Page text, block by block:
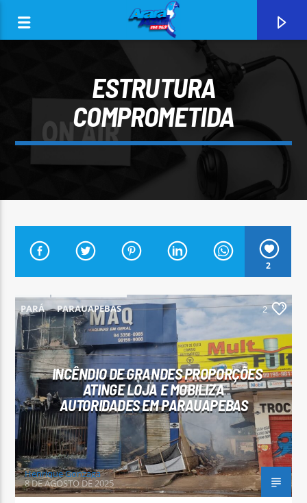
CURRENT TRACK
ARARA AZUL FM 96,9
Arara Azul FM
ESTRUTURA
COMPROMETIDA
2
PARÁ PARAUAPEBAS 2
INCÊNDIO DE GRANDES PROPORÇÕES
ATINGE LOJA E MOBILIZA
AUTORIDADES EM PARAUAPEBAS
Henrique Gonzaga
8 DE AGOSTO DE 2025